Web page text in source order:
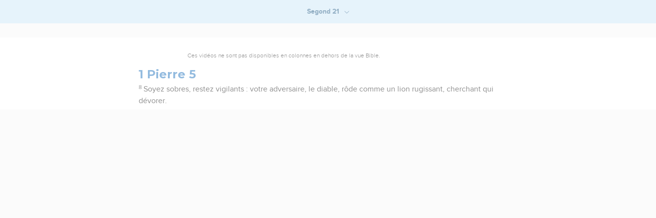
Segond 21
Ces vidéos ne sont pas disponibles en colonnes en dehors de la vue Bible.
1 Pierre 5
8 Soyez sobres, restez vigilants : votre adversaire, le diable, rôde comme un lion rugissant, cherchant qui
dévorer.